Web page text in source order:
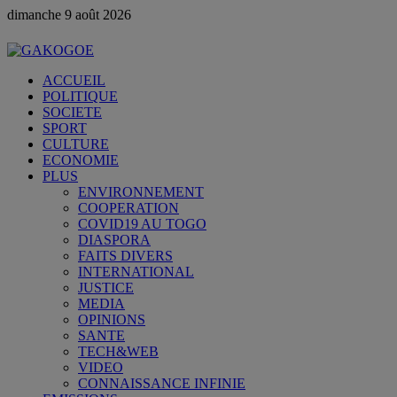
dimanche 9 août 2026
ACCUEIL
POLITIQUE
SOCIETE
SPORT
CULTURE
ECONOMIE
PLUS
ENVIRONNEMENT
COOPERATION
COVID19 AU TOGO
DIASPORA
FAITS DIVERS
INTERNATIONAL
JUSTICE
MEDIA
OPINIONS
SANTE
TECH&WEB
VIDEO
CONNAISSANCE INFINIE